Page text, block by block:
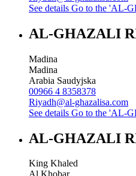
See details Go to the 'AL-
AL-GHAZALI
Madina
Madina
Arabia Saudyjska
00966 4 8358378
Riyadh@al-ghazalisa.com
See details Go to the 'AL-
AL-GHAZALI
King Khaled